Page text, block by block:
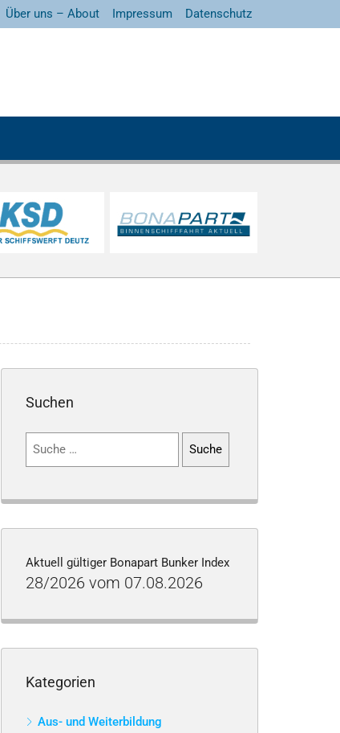
Über uns – About Impressum Datenschutz
Suchen
Suchen
Aktuell gültiger Bonapart Bunker Index
28/2026 vom 07.08.2026
Kategorien
Aus- und Weiterbildung